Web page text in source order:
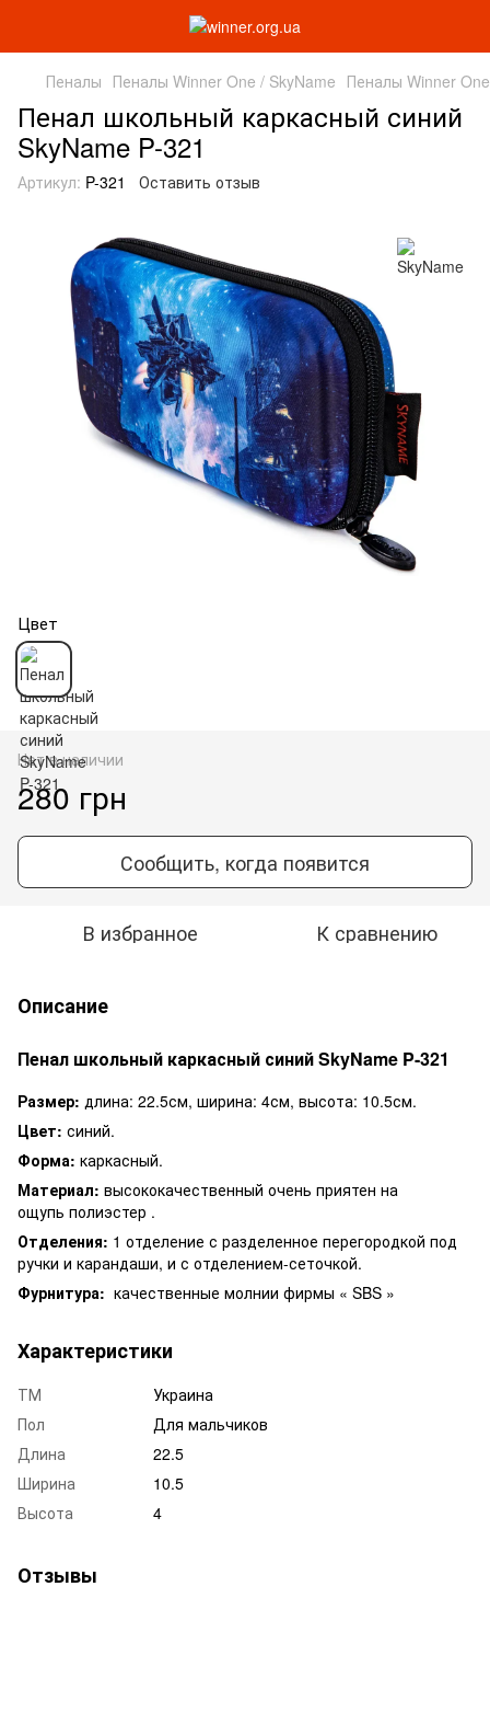
Пеналы Пеналы Winner One / SkyName Пеналы Winner
Пенал школьный каркасный синий
SkyName P-321
Артикул: P-321 Оставить отзыв
Цвет
Нет в наличии
280 грн
Сообщить, когда появится
В избранное К сравнению
Описание
Пенал школьный каркасный синий SkyName P-321
Размер: длина: 22.5см, ширина: 4см, высота: 10.5см.
Цвет: синий.
Форма: каркасный.
Материал: высококачественный очень приятен на
ощупь полиэстер .
Отделения: 1 отделение с разделенное перегородкой под
ручки и карандаши, и с отделением-сеточкой.
Фурнитура: качественные молнии фирмы « SBS »
Характеристики
ТМ
Украина
Пол
Для мальчиков
Длина
22.5
Ширина
10.5
Высота
4
Отзывы